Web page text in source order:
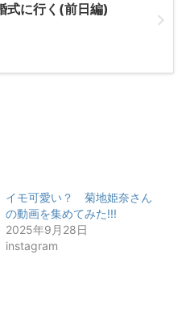
式に行く(前日編)
イモ可愛い？ 菊地姫奈さん
の動画を集めてみた!!!
2025年9月28日
instagram